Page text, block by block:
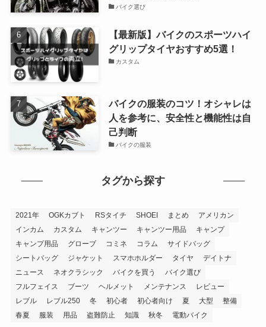
バイク選び
【最新版】バイクのスポーツハイ
グリップタイヤおすすめ5選！
カスタム
バイクの服装のコツ！オシャレは
人を参考に、安全性と機能性は自
己判断
バイクの服装
タグから探す
2021年 OGKカブト RSタイチ SHOEI まとめ
アメリカン
インカム
カスタム キャンツー キャンツー用品
キャンプ
キャンプ用品
グローブ コミネ コラム
サイドバッグ
シートバッグ
ジャケット スマホホルダー タイヤ
デイトナ
ニュース
ネオクラシック バイクを買う
バイク選び
フルフェイス
ブーツ ヘルメット メンテナンス
レビュー
レブル
レブル250 冬 初心者 初心者向け 夏 大型
整備
春夏
服装 用品 盗難防止 知識 秋冬 電動バイク